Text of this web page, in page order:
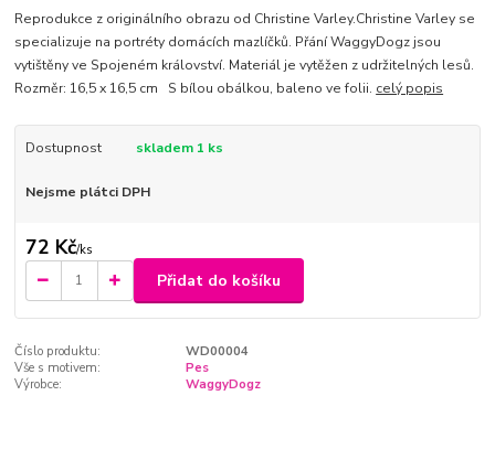
Reprodukce z originálního obrazu od Christine Varley.Christine Varley se
specializuje na portréty domácích mazlíčků. Přání WaggyDogz jsou
vytištěny ve Spojeném království. Materiál je vytěžen z udržitelných lesů.
Rozměr: 16,5 x 16,5 cm S bílou obálkou, baleno ve folii. celý popis
Dostupnost skladem 1 ks
Nejsme plátci DPH
72 Kč/ks
Přidat do košíku
Číslo produktu:
WD00004
Vše s motivem:
Pes
Výrobce:
WaggyDogz